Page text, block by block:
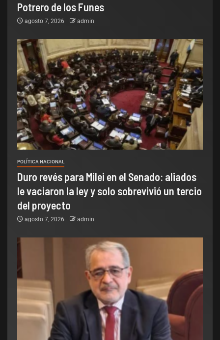
Potrero de los Funes
agosto 7, 2026 admin
POLÍTICA NACIONAL
Duro revés para Milei en el Senado: aliados
le vaciaron la ley y solo sobrevivió un tercio
del proyecto
agosto 7, 2026 admin